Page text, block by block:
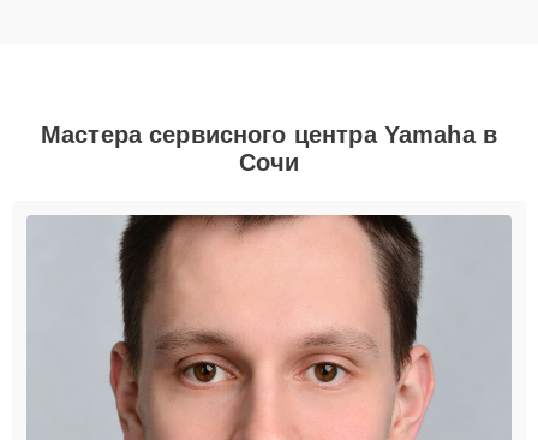
Мастера сервисного центра Yamaha в
Сочи